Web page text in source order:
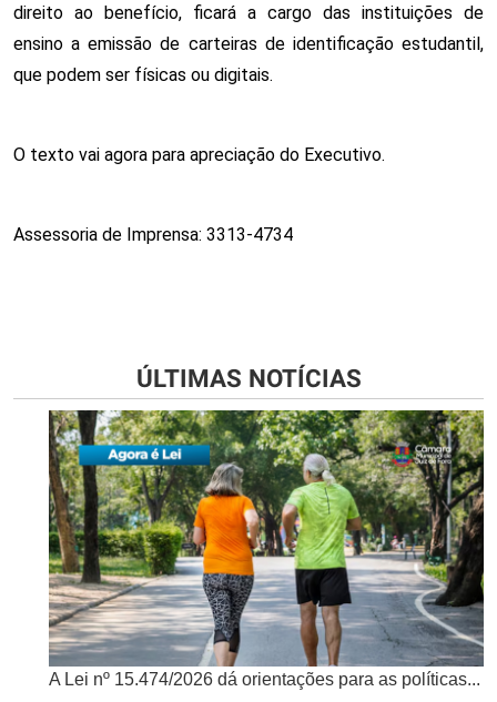
direito ao benefício, ficará a cargo das instituições de
ensino a emissão de carteiras de identificação estudantil,
que podem ser físicas ou digitais.
O texto vai agora para apreciação do Executivo.
Assessoria de Imprensa: 3313-4734
ÚLTIMAS NOTÍCIAS
A Lei nº 15.474/2026 dá orientações para as políticas...